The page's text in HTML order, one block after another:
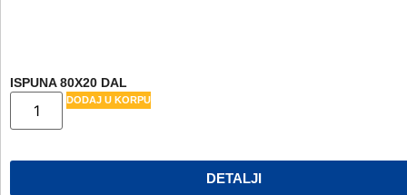
ISPUNA 80X20 DAL
DODAJ U KORPU
DETALJI